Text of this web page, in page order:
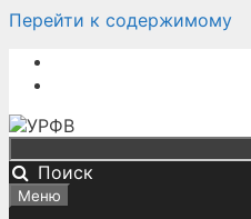
Перейти к содержимому
Поиск
Меню